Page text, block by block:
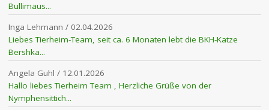
Bullimaus...
Inga Lehmann / 02.04.2026
Liebes Tierheim-Team, seit ca. 6 Monaten lebt die BKH-Katze
Bershka...
Angela Guhl / 12.01.2026
Hallo liebes Tierheim Team , Herzliche Grüße von der
Nymphensittich...